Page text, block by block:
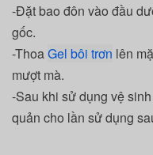
-Đặt bao đôn vào đầu
gốc.
-ThoaGel bôi trơn lên
mượt mà.
-Sau khi sử dụng vệ
quản cho lần sử dụng